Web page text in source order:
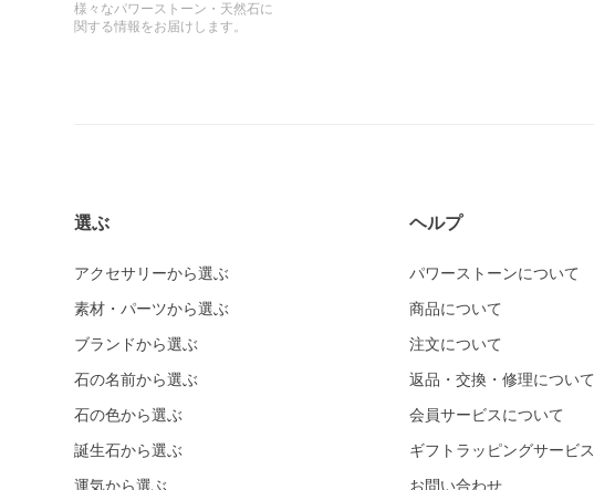
様々なパワーストーン・天然石に
関する情報をお届けします。
選ぶ
アクセサリーから選ぶ
素材・パーツから選ぶ
ブランドから選ぶ
石の名前から選ぶ
石の色から選ぶ
誕生石から選ぶ
運気から選ぶ
ヘルプ
パワーストーンについて
商品について
注文について
返品・交換・修理について
会員サービスについて
ギフトラッピングサービス
お問い合わせ